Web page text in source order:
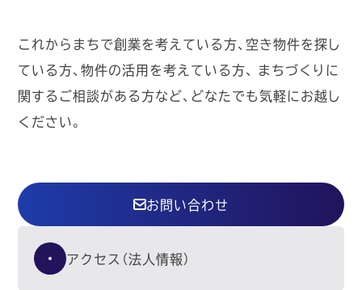
これからまちで創業を考えている方、空き物件を探し
ている方、物件の活用を考えている方、 まちづくりに
関するご相談がある方など、どなたでも気軽にお越し
ください。
お問い合わせ
アクセス（法人情報）